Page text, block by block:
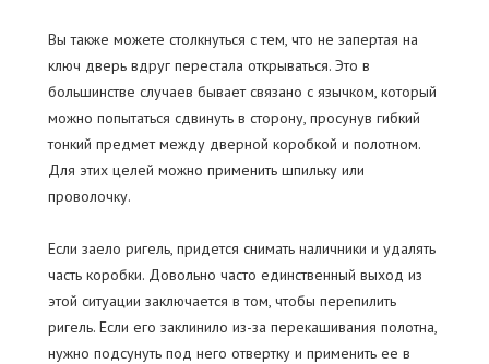
Вы также можете столкнуться с тем, что не запертая на
ключ дверь вдруг перестала открываться. Это в
большинстве случаев бывает связано с язычком, который
можно попытаться сдвинуть в сторону, просунув гибкий
тонкий предмет между дверной коробкой и полотном.
Для этих целей можно применить шпильку или
проволочку.
Если заело ригель, придется снимать наличники и удалять
часть коробки. Довольно часто единственный выход из
этой ситуации заключается в том, чтобы перепилить
ригель. Если его заклинило из-за перекашивания полотна,
нужно подсунуть под него отвертку и применить ее в